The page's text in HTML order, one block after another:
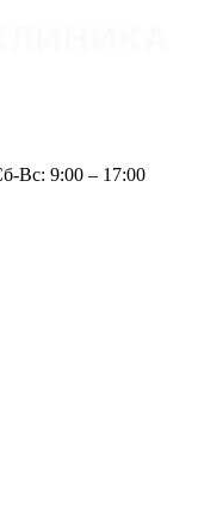
Вс: 9:00 – 17:00